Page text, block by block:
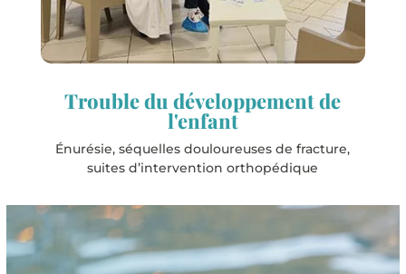
Trouble du développement de
l'enfant
Énurésie, séquelles douloureuses de fracture,
suites d’intervention orthopédique
Salies-de-Béarn